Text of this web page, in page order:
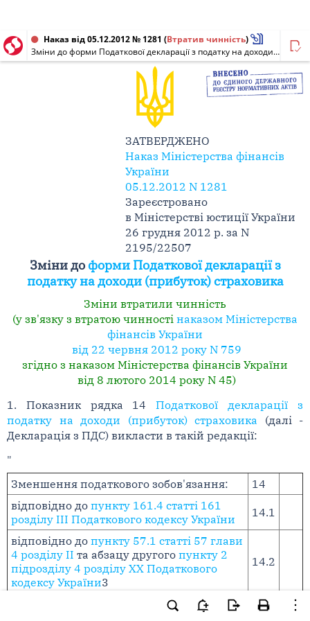
Наказ від 05.12.2012 № 1281 (Втратив чинність)
Зміни до форми Податкової декларації з податку на доходи (прибуток) страховика